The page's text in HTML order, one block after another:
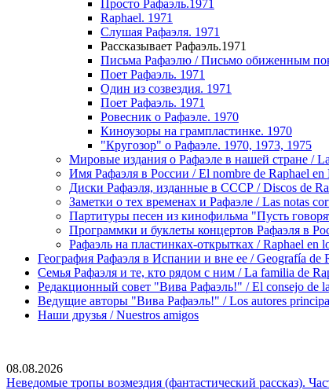
Просто Рафаэль.1971
Raphael. 1971
Слушая Рафаэля. 1971
Рассказывает Рафаэль.1971
Письма Рафаэлю / Письмо обиженным
Поет Рафаэль. 1971
Один из созвездия. 1971
Поет Рафаэль. 1971
Ровесник о Рафаэле. 1970
Киноузоры на грампластинке. 1970
"Кругозор" о Рафаэле. 1970, 1973, 1975
Мировые издания о Рафаэле в нашей стране /
Имя Рафаэля в России / El nombre de Raphael en
Диски Рафаэля, изданные в СССР / Discos de
Заметки о тех временах и Рафаэле / Las notas
Партитуры песен из кинофильма "Пусть
Программки и буклеты концертов Рафаэля в
Рафаэль на пластинках-открытках / Raphael en
География Рафаэля в Испании и вне ее / Geografía de
Семья Рафаэля и те, кто рядом с ним / La familia de
Редакционный совет "Вива Рафаэль!" / El consejo de
Ведущие авторы "Вива Рафаэль!" / Los autores
Наши друзья / Nuestros amigos
08.08.2026
Неведомые тропы возмездия (фантастический рассказ).